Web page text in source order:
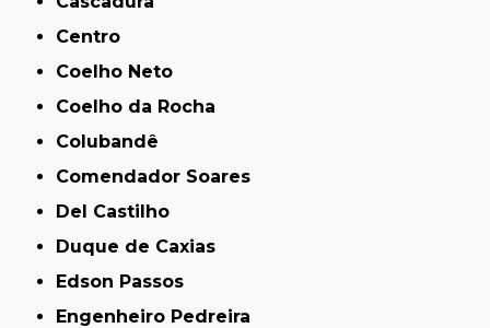
Centro
Coelho Neto
Coelho da Rocha
Colubandê
Comendador Soares
Del Castilho
Duque de Caxias
Edson Passos
Engenheiro Pedreira